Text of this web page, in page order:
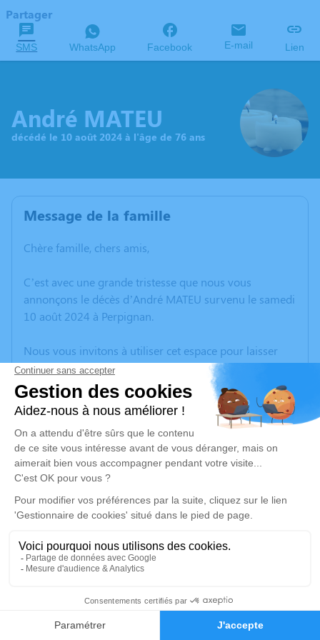
Faire-part Hommages
Partager
SMS WhatsApp Facebook E-mail Lien
André MATEU
décédé le 10 août 2024 à l'âge de 76 ans
Message de la famille
Chère famille, chers amis,
C’est avec une grande tristesse que nous vous
annonçons le décès d’André MATEU survenu le samedi
10 août 2024 à Perpignan.
Nous vous invitons à utiliser cet espace pour laisser
vos condoléances, partager des photos souvenirs, une
anecdote ou exprimer vos pensées à travers des
poèmes ou des textes. Cet endroit est un lieu
d'expression dédié à honorer la mémoire d’André
MATEU.
Un service de plantation d’arbre hommage est
disponible ici.
Je rends hommage
Cérémonie civile
Crématorium de Canet-en-Roussillon
196 Avenue de Perpignan